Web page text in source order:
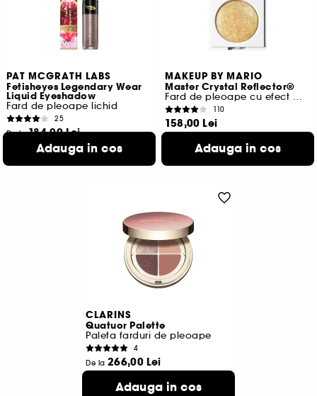
PAT MCGRATH LABS
Fetisheyes Legendary Wear
Liquid Eyeshadow
Fard de pleoape lichid
25
De la184,00 Lei
3.032,79 Lei /100ml
7 variante disponibile
Adauga in cos
MAKEUP BY MARIO
Master Crystal Reflector®
Fard de pleoape cu efect metalic
110
158,00 Lei
4.514,29 Lei
Adauga in cos
CLARINS
Quatuor Palette
Paleta farduri de pleoape
4
De la 266,00 Lei
6.650,00 Lei
3 variante disponibile
Adauga in cos